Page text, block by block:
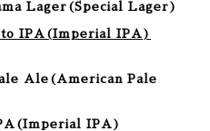
Lager (Special Lager)
IPA (Imperial IPA)
Ale (American Pale
(Imperial IPA)